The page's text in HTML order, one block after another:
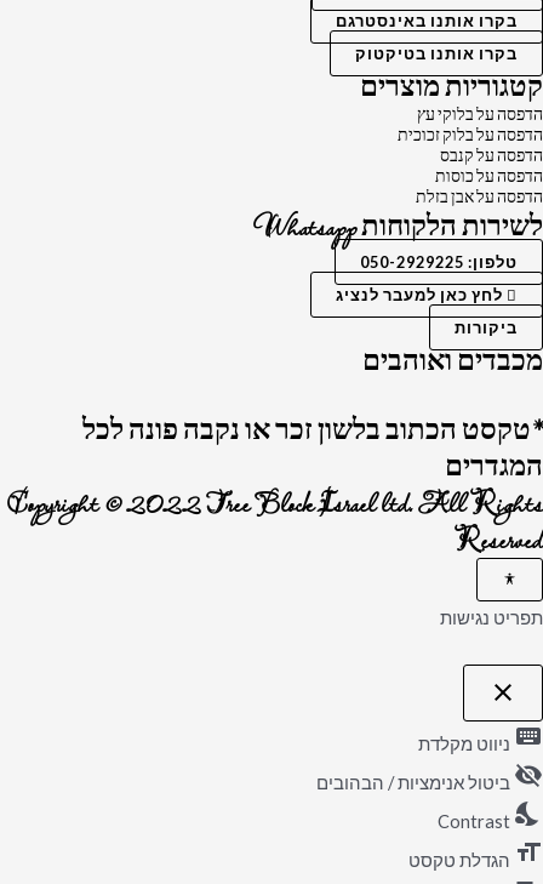
בקרו אותנו באינסטרגם
בקרו אותנו בטיקטוק
קטגוריות מוצרים
הדפסה על בלוקי עץ
הדפסה על בלוק זכוכית
הדפסה על קנבס
הדפסה על כוסות
הדפסה על אבן בזלת
לשירות הלקוחות Whatsapp
טלפון: 050-2929225
לחץ כאן למעבר לנציג
ביקורות
מכבדים ואוהבים
*טקסט הכתוב בלשון זכר או נקבה פונה לכל
המגדרים
Copyright © 2022 Tree Block Israel ltd. All Rights
Reserved
תפריט נגישות
close
פתיחה
של
הנגישות
keyboard ניווט מקלדת
visibility_off ביטול אנימציות / הבהובים
nights_stay
Contrast
format_size הגדלת טקסט